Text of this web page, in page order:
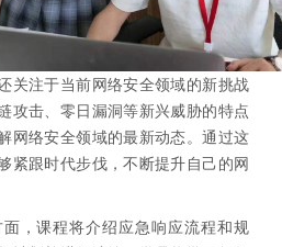
关注于当前网络安全领域的新挑战
攻击、零日漏洞等新兴威胁的特点
网络安全领域的最新动态。通过这
紧跟时代步伐，不断提升自己的网
，课程将介绍应急响应流程和规